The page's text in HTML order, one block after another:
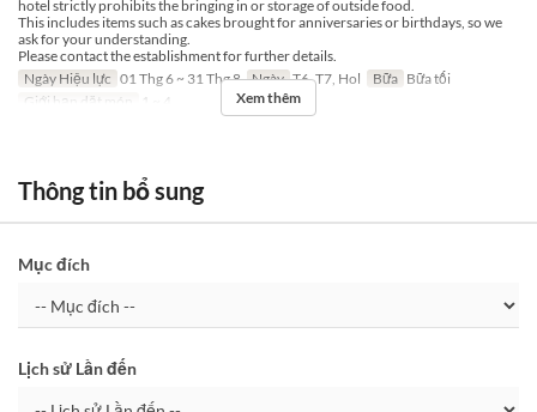
hotel strictly prohibits the bringing in or storage of outside food.
This includes items such as cakes brought for anniversaries or birthdays, so we
ask for your understanding.
Please contact the establishment for further details.
Ngày Hiệu lực 01 Thg 6 ~ 31 Thg 8 Ngày T6, T7, Hol Bữa Bữa tối
Giới hạn dặt món
1 ~ 4 Xem thêm
Thông tin bổ sung
Mục đích
Lịch sử Lần đến